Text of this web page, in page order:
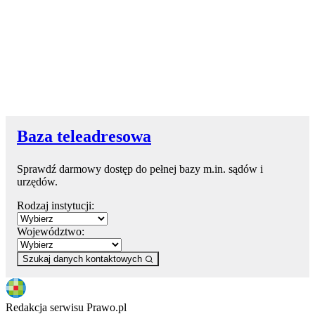
Baza teleadresowa
Sprawdź darmowy dostęp do pełnej bazy m.in. sądów i
urzędów.
Rodzaj instytucji:
Województwo:
Szukaj danych kontaktowych
Redakcja serwisu Prawo.pl